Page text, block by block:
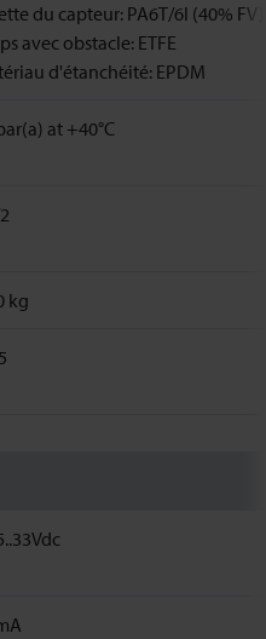
du capteur: PA6T/6I (40% FV)
avec obstacle: ETFE
d'étanchéité: EPDM
at +40°C
kg